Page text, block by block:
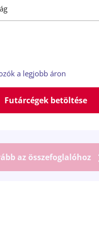
a legjobb áron
Futárcégek betöltése
az összefoglalóhoz